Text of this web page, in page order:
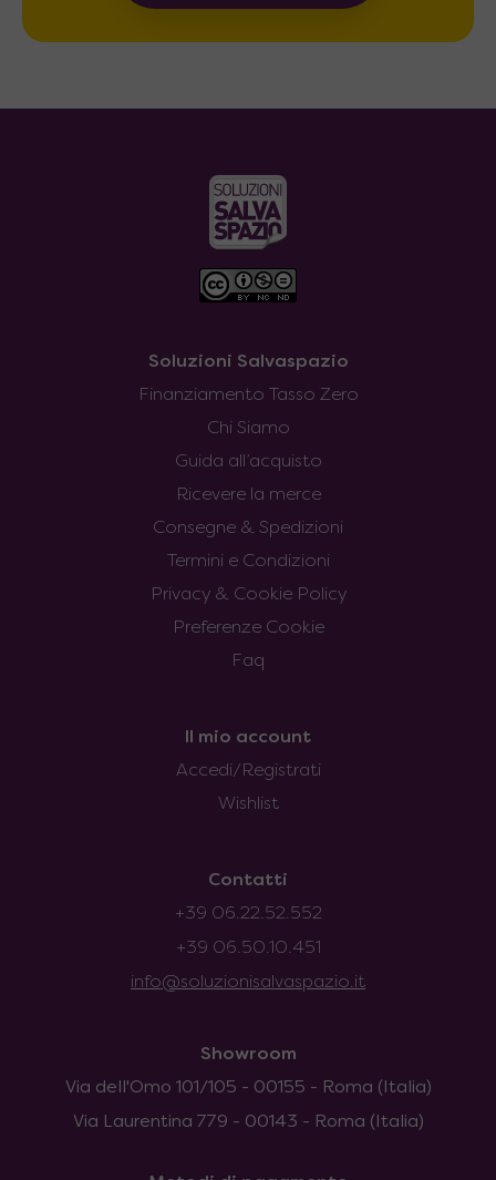
Soluzioni Salvaspazio
Finanziamento Tasso Zero
Chi Siamo
Guida all’acquisto
Ricevere la merce
Consegne & Spedizioni
Termini e Condizioni
Privacy & Cookie Policy
Preferenze Cookie
Faq
Il mio account
Accedi/Registrati
Wishlist
Contatti
+39 06.22.52.552
+39 06.50.10.451
info@soluzionisalvaspazio.it
Showroom
Via dell'Omo 101/105 - 00155 - Roma (Italia)
Via Laurentina 779 - 00143 - Roma (Italia)